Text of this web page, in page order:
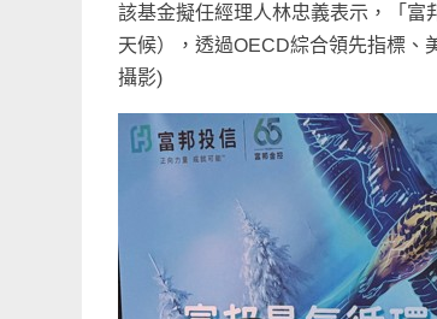
該基金擬任經理人林忠義表示，「
天候），透過OECD綜合領先指標、
攝影)